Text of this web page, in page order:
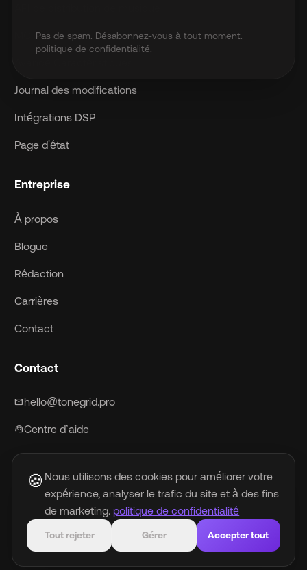
Pas de spam. Désabonnez-vous à tout moment.
politique de confidentialité.
MCP Server
Journal des modifications
Intégrations DSP
Page d'état
Entreprise
À propos
Blogue
Rédaction
Carrières
Contact
Contact
mailhello@tonegrid.pro
support_agentCentre d’aide
politique de confidentialitéConditions d'utilisation
Politique antifraudePolitique musicale de l'IADMCA
🍪 Nous utilisons des cookies pour améliorer votre
expérience, analyser le trafic du site et à des fins
de marketing. politique de confidentialité
Tout rejeter Gérer Accepter tout